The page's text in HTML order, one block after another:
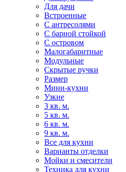
Для дачи
Встроенные
С антресолями
С барной стойкой
С островом
Малогабаритные
Модульные
Скрытые ручки
Размер
Мини-кухни
Узкие
3 кв. м.
5 кв. м.
6 кв. м.
9 кв. м.
Все для кухни
Варианты отделки
Мойки и смесители
Техника для кухни